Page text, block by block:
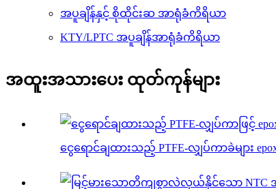
အပူချိန်နှင့် စိုထိုင်းဆ အာရုံခံကိရိယာ
KTY/LPTC အပူချိန်အာရုံခံကိရိယာ
အထူးအသားပေး ထုတ်ကုန်များ
ငွေရောင်ချထားသည့် PTFE-လျှပ်ကာခဲများ